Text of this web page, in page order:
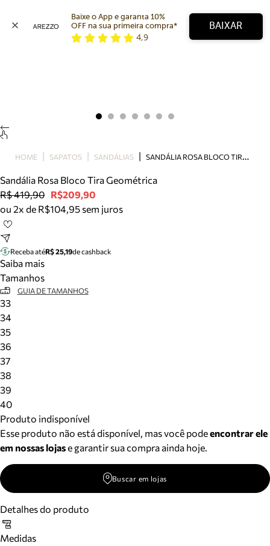
Bolsa
Tamanco
Tênis
Mule
Tire dúvidas sobre pedidos, devoluções e mais.
Meus pedidos
Acompanhe seus pedidos e solicite devoluções.
Baixe o App e garanta 10%
OFF na sua primeira compra*
4,9
BAIXAR
HOME SAPATOS SANDÁLIAS S
ANDÁLIA ROSA BLOCO TIRA GEOMÉTRICA
Sandália Rosa Bloco Tira Geométrica
R$ 419,90 R$209,90
ou 2x de R$104,95 sem juros
Receba atéR$ 25,19de cashback
Saiba mais
Tamanhos
GUIA DE TAMANHOS
33
34
35
36
37
38
39
40
Produto indisponível
Esse produto não está disponível, mas você podeencontrar ele
em nossas lojase garantir sua compra ainda hoje.
Buscar em lojas
Detalhes do produto
Medidas